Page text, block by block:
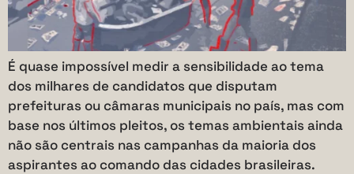
É quase impossível medir a sensibilidade ao tema
dos milhares de candidatos que disputam
prefeituras ou câmaras municipais no país, mas com
base nos últimos pleitos, os temas ambientais ainda
não são centrais nas campanhas da maioria dos
aspirantes ao comando das cidades brasileiras.